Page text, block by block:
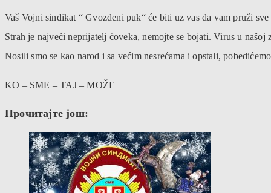
Vaš Vojni sindikat “ Gvozdeni puk“ će biti uz vas da vam pruži
Strah je najveći neprijatelj čoveka, nemojte se bojati. Virus u
Nosili smo se kao narod i sa većim nesrećama i opstali,
KO – SME – TAJ – MOŽE
Прочитајте још: